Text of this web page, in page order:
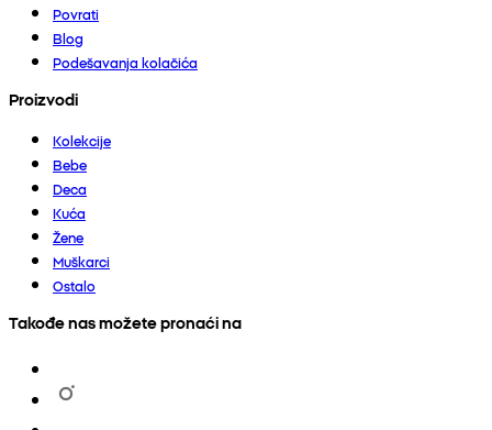
Povrati
Blog
Podešavanja kolačića
Proizvodi
Kolekcije
Bebe
Deca
Kuća
Žene
Muškarci
Ostalo
Takođe nas možete pronaći na